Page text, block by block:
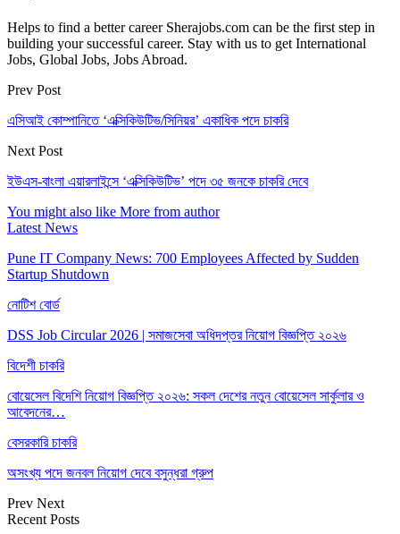
Helps to find a better career Sherajobs.com can be the first step in
building your successful career. Stay with us to get International
Jobs, Global Jobs, Jobs Abroad.
Prev Post
এসিআই কোম্পানিতে ‘এক্সিকিউটিভ/সিনিয়র’ একাধিক পদে চাকরি
Next Post
ইউএস-বাংলা এয়ারলাইন্সে ‘এক্সিকিউটিভ’ পদে ৩৫ জনকে চাকরি দেবে
You might also like More from author
Latest News
Pune IT Company News: 700 Employees Affected by Sudden
Startup Shutdown
নোটিশ বোর্ড
DSS Job Circular 2026 | সমাজসেবা অধিদপ্তর নিয়োগ বিজ্ঞপ্তি ২০২৬
বিদেশী চাকরি
বোয়েসেল বিদেশি নিয়োগ বিজ্ঞপ্তি ২০২৬: সকল দেশের নতুন বোয়েসেল সার্কুলার ও
আবেদনের…
বেসরকারি চাকরি
অসংখ্য পদে জনবল নিয়োগ দেবে বসুন্ধরা গ্রুপ
Prev Next
Recent Posts